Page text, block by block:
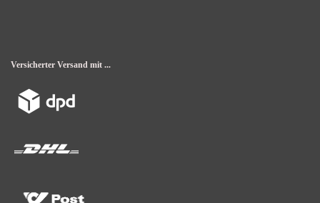
Versicherter Versand mit ...